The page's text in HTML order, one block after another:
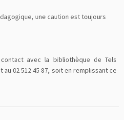
une caution est toujours
avec la bibliothèque de Tels
02 512 45 87, soit en remplissant ce